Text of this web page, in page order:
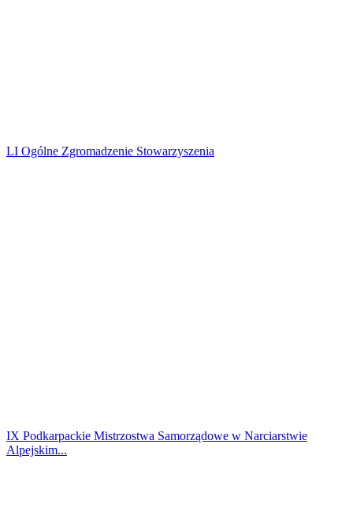
LI Ogólne Zgromadzenie Stowarzyszenia
IX Podkarpackie Mistrzostwa Samorządowe w Narciarstwie
Alpejskim...